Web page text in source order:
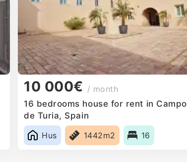
10 000€ / month
16 bedrooms house for rent in Campo
de Turia, Spain
Hus
1442m2 16